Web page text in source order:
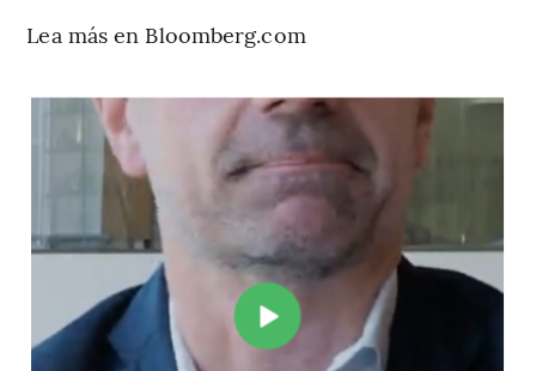
Lea más en Bloomberg.com